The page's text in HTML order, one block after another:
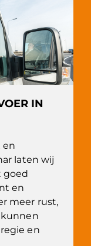
IN
en
laten wij
goed
en
meer rust,
en